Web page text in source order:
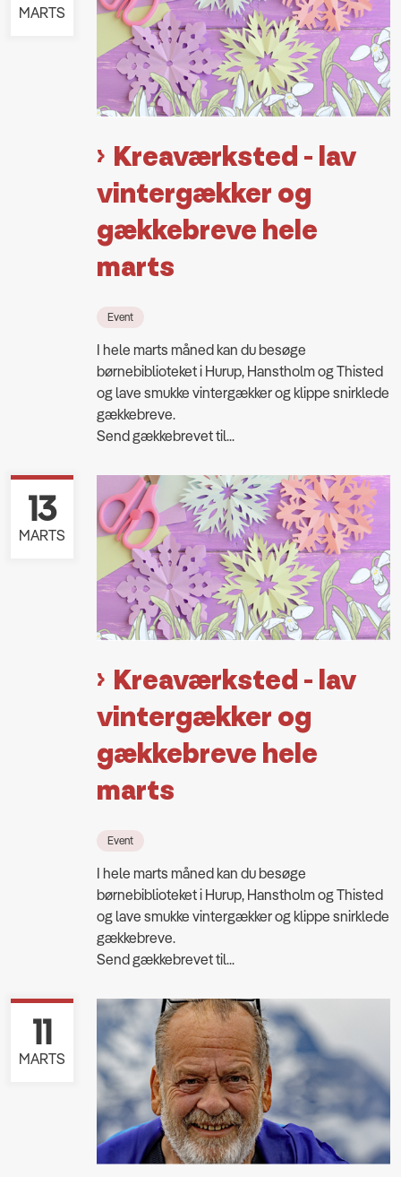
Kreaværksted - lav
vintergækker og
gækkebreve hele
marts
MARTS
Event
I hele marts måned kan du besøge
børnebiblioteket i Hurup, Hanstholm og Thisted
og lave smukke vintergækker og klippe snirklede
gækkebreve.
Send gækkebrevet til...
Kreaværksted - lav
vintergækker og
gækkebreve hele
marts
13
MARTS
Event
I hele marts måned kan du besøge
børnebiblioteket i Hurup, Hanstholm og Thisted
og lave smukke vintergækker og klippe snirklede
gækkebreve.
Send gækkebrevet til...
11
MARTS